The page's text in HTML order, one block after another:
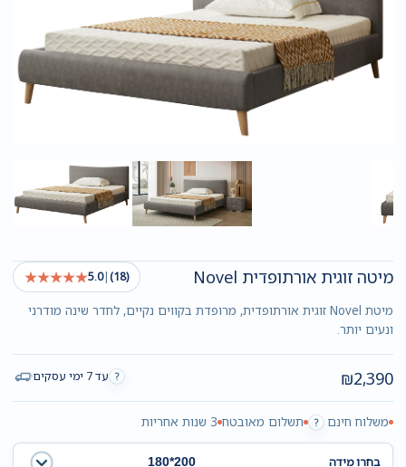
מיטה זוגית אורתופדית Novel 5.0| (18)
★★★★★
מיטת Novel זוגית אורתופדית, מרופדת בקווים נקיים, לחדר שינה מודרני
ונעים יותר.
₪2,390 עד 7 ימי עסקים ?
משלוח חינם ? תשלום מאובטח 3 שנות אחריות